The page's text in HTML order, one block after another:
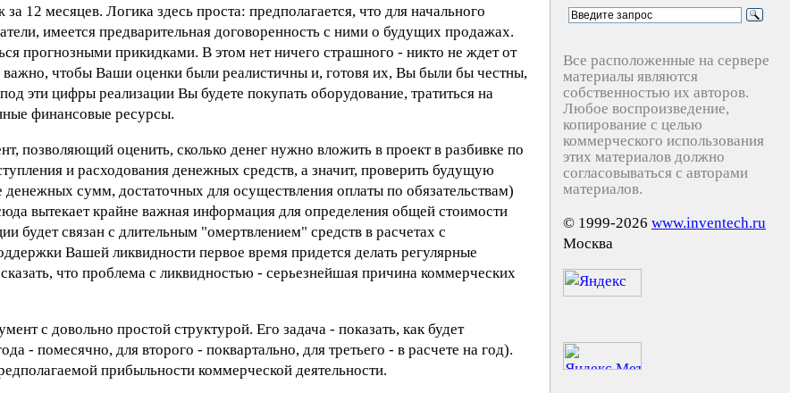
12 месяцев. Логика здесь проста: предполагается, что для начального
имеется предварительная договоренность с ними о будущих продажах.
прогнозными прикидками. В этом нет ничего страшного - никто не ждет от
важно, чтобы Ваши оценки были реалистичны и, готовя их, Вы были бы честны,
эти цифры реализации Вы будете покупать оборудование, тратиться на
финансовые ресурсы.
позволяющий оценить, сколько денег нужно вложить в проект в разбивке по
и расходования денежных средств, а значит, проверить будущую
денежных сумм, достаточных для осуществления оплаты по обязательствам)
вытекает крайне важная информация для определения общей стоимости
будет связан с длительным "омертвлением" средств в расчетах с
Вашей ликвидности первое время придется делать регулярные
что проблема с ликвидностью - серьезнейшая причина коммерческих
с довольно простой структурой. Его задача - показать, как будет
- помесячно, для второго - поквартально, для третьего - в расчете на год).
прибыльности коммерческой деятельности.
Все расположенные на сервере
материалы являются
собственностью их авторов.
Любое воспроизведение,
копирование с целью
коммерческого использования
этих материалов должно
согласовываться с авторами
материалов.
© 1999-2026 www.inventech.ru
Москва